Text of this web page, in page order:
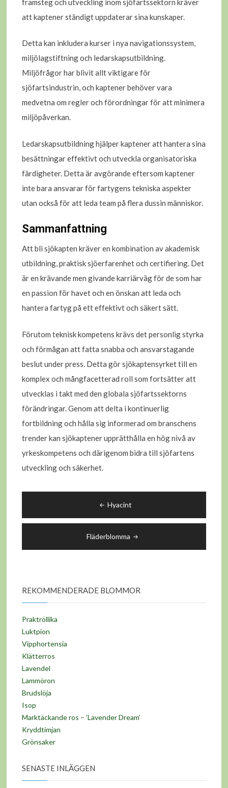
framsteg och utveckling inom sjöfartssektorn kräver
att kaptener ständigt uppdaterar sina kunskaper.
Detta kan inkludera kurser i nya navigationssystem,
miljölagstiftning och ledarskapsutbildning.
Miljöfrågor har blivit allt viktigare för
sjöfartsindustrin, och kaptener behöver vara
medvetna om regler och förordningar för att minimera
miljöpåverkan.
Ledarskapsutbildning hjälper kaptener att hantera sina
besättningar effektivt och utveckla organisatoriska
färdigheter. Detta är avgörande eftersom kaptener
inte bara ansvarar för fartygens tekniska aspekter
utan också för att leda team på flera dussin människor.
Sammanfattning
Att bli sjökapten kräver en kombination av akademisk
utbildning, praktisk sjöerfarenhet och certifiering. Det
är en krävande men givande karriärväg för de som har
en passion för havet och en önskan att leda och
hantera fartyg på ett effektivt och säkert sätt.
Förutom teknisk kompetens krävs det personlig styrka
och förmågan att fatta snabba och ansvarstagande
beslut under press. Detta gör sjökaptensyrket till en
komplex och mångfacetterad roll som fortsätter att
utvecklas i takt med den globala sjöfartssektorns
förändringar. Genom att delta i kontinuerlig
fortbildning och hålla sig informerad om branschens
trender kan sjökaptener upprätthålla en hög nivå av
yrkeskompetens och därigenom bidra till sjöfartens
utveckling och säkerhet.
Hyacint
Fläderblomma
REKOMMENDERADE BLOMMOR
Praktröllika
Luktpion
Vipphortensia
Klätterros
Lavendel
Lammöron
Brudslöja
Isop
Marktäckande ros – ’Lavender Dream’
Kryddtimjan
Grönsaker
SENASTE INLÄGGEN